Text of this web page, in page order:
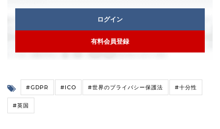
ログイン
有料会員登録
#GDPR #ICO #世界のプライバシー保護法 #十分性
#英国